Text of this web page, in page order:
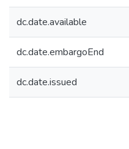
dc.date.available
dc.date.embargoEnd
dc.date.issued